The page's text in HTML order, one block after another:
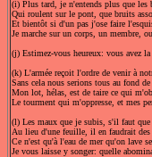
(i) Plus tard, je n'entends plus que les
Qui roulent sur le pont, que bruits
Et bientôt si d'un pas j'ose faire
Je marche sur un corps, un membre,
(j) Estimez-vous heureux: vous avez
(k) L'armée reçoit l'ordre de venir à
Sans cela nous serions tous au fond de
Mon lot, hélas, est de taire ce qui
Le tourment qui m'oppresse, et mes
(l) Les maux que je subis, s'il faut que
Au lieu d'une feuille, il en faudrait
Ce n'est qu'à l'eau de mer qu'on lave
Je vous laisse y songer: quelle